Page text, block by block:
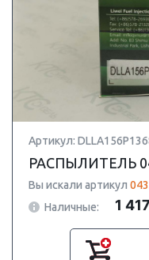
Артикул:
РАСПЫЛИТЕЛЬ
Вы искали артикул
Наличные:
1